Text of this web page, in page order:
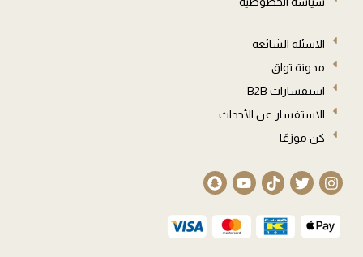
الاسئلة الشائعة
مدونة تواق
استفسارات B2B
الاستفسار عن الأحداث
كن موزعًا